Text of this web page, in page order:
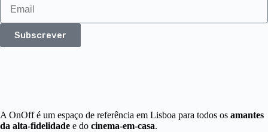
Subscrever
A OnOff é um espaço de referência em Lisboa para todos os amantes
da alta-fidelidade e do cinema-em-casa.